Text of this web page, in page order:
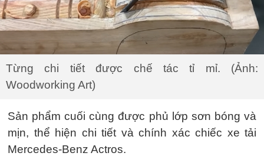
Từng chi tiết được chế tác tỉ mỉ. (Ảnh:
Woodworking Art)
Sản phẩm cuối cùng được phủ lớp sơn bóng và
mịn, thể hiện chi tiết và chính xác chiếc xe tải
Mercedes-Benz Actros.